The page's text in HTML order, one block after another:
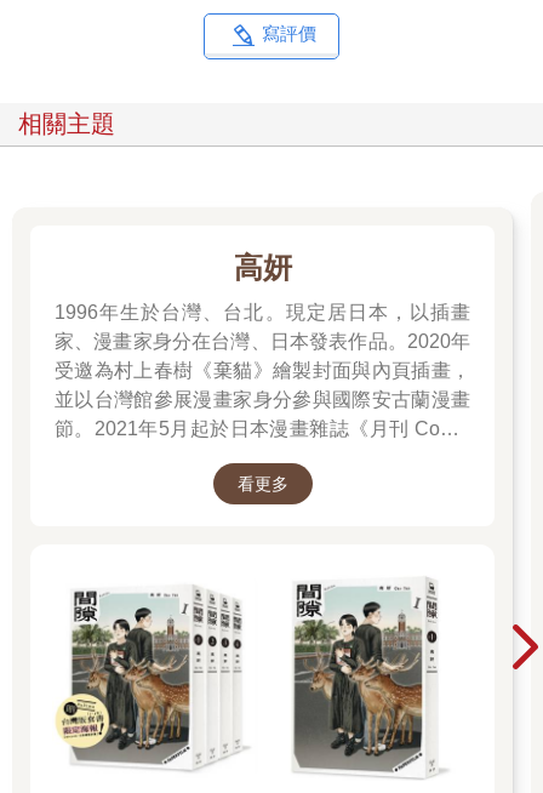
穿越時空之中滿天繁星晶瑩的眼淚
一束一束無盡閃亮的哀愁
如果我看到一個破碎堅固的防備
也許發現我愛誰
我不介意它沒有分別
穿越時空之中滿天繁星晶瑩的眼淚
一束一束無盡閃亮的哀愁
〈斷腸詩〉
春夏交接的當時
寫評價
相關主題
高妍
1996年生於台灣、台北。現定居日本，以插畫
家、漫畫家身分在台灣、日本發表作品。2020年
受邀為村上春樹《棄貓》繪製封面與內頁插畫，
並以台灣館參展漫畫家身分參與國際安古蘭漫畫
節。2021年5月起於日本漫畫雜誌《月刊 Comic
Beam》初次連載作品《綠之歌-收集群風-》，並
於2022年5月於台日同步發行單行本，爾後獲得
等肯定。2023年4月起再度於《月刊 Comic
Beam》連載新作《間隙》。
看更多